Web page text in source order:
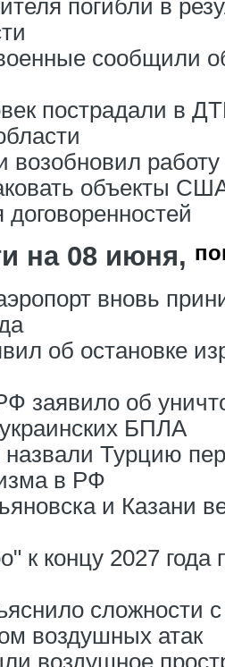
погибли в
сообщили
пострадали в
возобновил работу
объекты
на 08 июня,
вновь
об остановке
заявило об
БПЛА
назвали Турцию
в РФ
и Казани
к концу 2027 года
сложности
воздушных атак
воздушное